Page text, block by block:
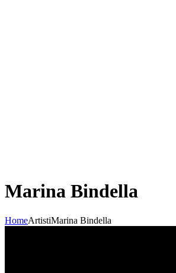
Marina Bindella
HomeArtistiMarina Bindella